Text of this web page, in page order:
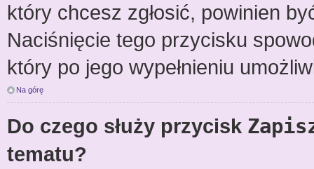
który chcesz zgłosić, powinien
Naciśnięcie tego przycisku
który po jego wypełnieniu
Na górę
Do czego służy przycisk
tematu?